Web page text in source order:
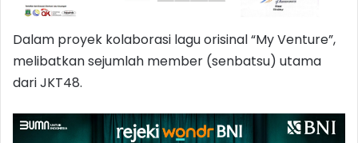
Dalam proyek kolaborasi lagu orisinal “My Venture”,
melibatkan sejumlah member (senbatsu) utama
dari JKT48.